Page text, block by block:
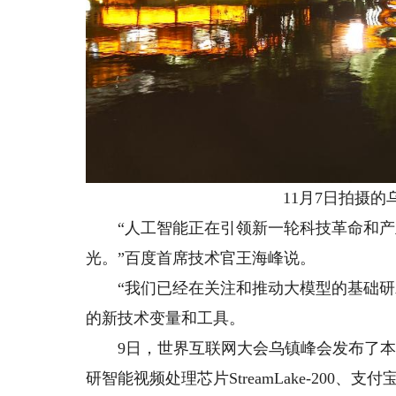
11月7日拍摄的乌
“人工智能正在引领新一轮科技革命和产
光。”百度首席技术官王海峰说。
“我们已经在关注和推动大模型的基础研
的新技术变量和工具。
9日，世界互联网大会乌镇峰会发布了本
研智能视频处理芯片StreamLake-200、支